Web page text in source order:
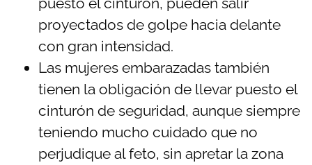
proyectados de golpe hacia delante
con gran intensidad.
Las mujeres embarazadas también
tienen la obligación de llevar puesto el
cinturón de seguridad, aunque siempre
teniendo mucho cuidado que no
perjudique al feto, sin apretar la zona